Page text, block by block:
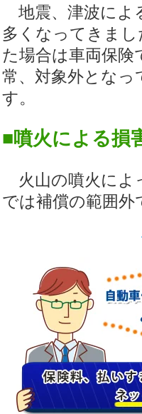
地震、津波によ
多くなってきま
た場合は車両保
常、対象外となっ
す。
■噴火による損
火山の噴火によ
では補償の範囲外